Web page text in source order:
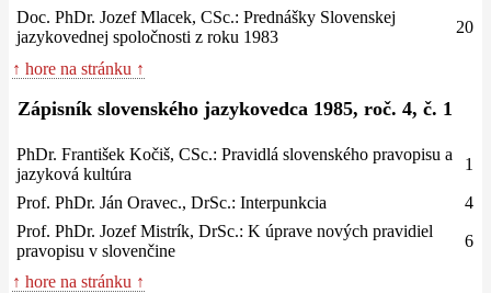
Doc. PhDr. Jozef Mlacek, CSc.: Prednášky Slovenskej
jazykovednej spoločnosti z roku 1983
20
↑ hore na stránku ↑
Zápisník slovenského jazykovedca 1985, roč. 4, č. 1
PhDr. František Kočiš, CSc.: Pravidlá slovenského pravopisu a
jazyková kultúra
1
Prof. PhDr. Ján Oravec., DrSc.: Interpunkcia
4
Prof. PhDr. Jozef Mistrík, DrSc.: K úprave nových pravidiel
pravopisu v slovenčine
6
↑ hore na stránku ↑